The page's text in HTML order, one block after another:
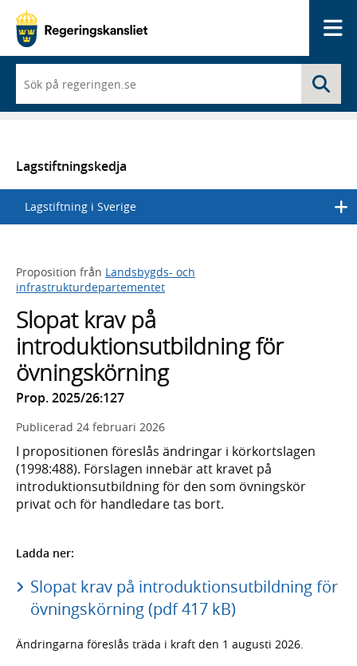
du
börjar
skriva
en
lista
med
sökförslag
Lagstiftningskedja
Lagstiftning i Sverige
Proposition från Landsbygds- och
infrastrukturdepartementet
Slopat krav på
introduktionsutbildning för
övningskörning
Prop. 2025/26:127
Publicerad 24 februari 2026
I propositionen föreslås ändringar i körkortslagen
(1998:488). Förslagen innebär att kravet på
introduktionsutbildning för den som övningskör
privat och för handledare tas bort.
Ladda ner:
Slopat krav på introduktionsutbildning för
övningskörning (pdf 417 kB)
Ändringarna föreslås träda i kraft den 1 augusti 2026.